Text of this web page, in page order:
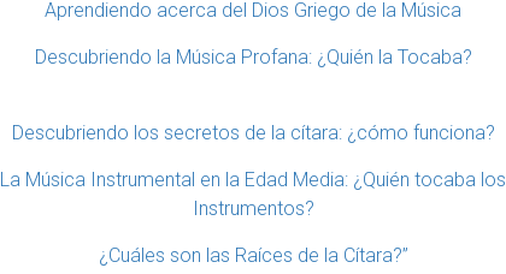
Aprendiendo acerca del Dios Griego de la Música
Descubriendo la Música Profana: ¿Quién la Tocaba?
Descubriendo los secretos de la cítara: ¿cómo funciona?
La Música Instrumental en la Edad Media: ¿Quién tocaba los
Instrumentos?
¿Cuáles son las Raíces de la Cítara?”